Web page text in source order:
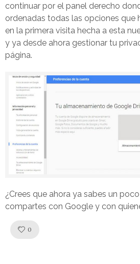
continuar por el panel derecho
ordenadas todas las opciones que
en la primera visita hecha a esta
y ya desde ahora gestionar tu
página.
¿Crees que ahora ya sabes un
compartes con Google y con
0